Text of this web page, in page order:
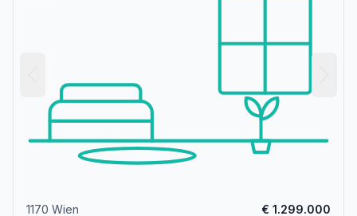
1170 Wien € 1.299.000